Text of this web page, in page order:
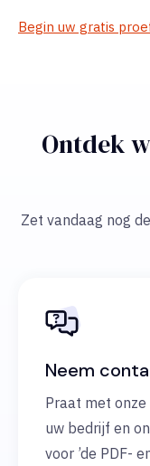
Begin uw gratis
Ontdek
Zet vandaag nog
Neem
Praat met
uw bedrijf en
voor ’de PDF-